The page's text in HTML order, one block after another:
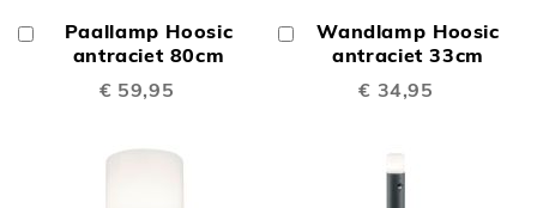
Paallamp Hoosic
antraciet 80cm
€ 59,95
Winkelwagen
Wandlamp Hoosic
antraciet 33cm
€ 34,95
Winkelwagen